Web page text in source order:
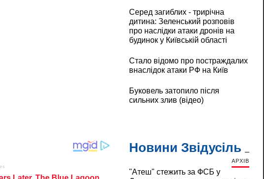
Серед загиблих - трирічна
дитина: Зеленський розповів
про наслідки атаки дронів на
будинок у Київській області
Стало відомо про постраждалих
внаслідок атаки РФ на Київ
Буковель затопило після
сильних злив (відео)
Новини Звідусіль
АРХІВ
"Атеш" стежить за ФСБ у